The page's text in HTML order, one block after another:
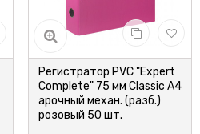
Регистратор PVC "Expert
Complete" 75 мм Classic A4
арочный механ. (разб.)
розовый 50 шт.